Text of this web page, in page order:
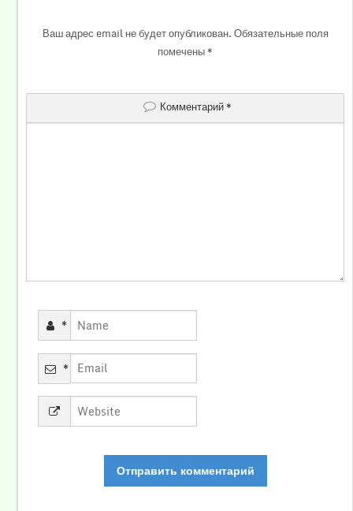
Ваш адрес email не будет опубликован.Обязательные поля
помечены*
Комментарий*
*
*